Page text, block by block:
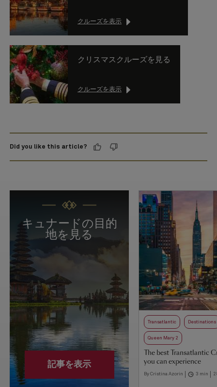
クルーズを表示
クリスマスクルーズを見る
クルーズを表示
Did you like this article?
キュナードの目的
地を見る
記事を表示
Transatlantic Destinations
Queen Mary 2
The best Transatlantic
you can experience
By Cristina Azorin 3 min